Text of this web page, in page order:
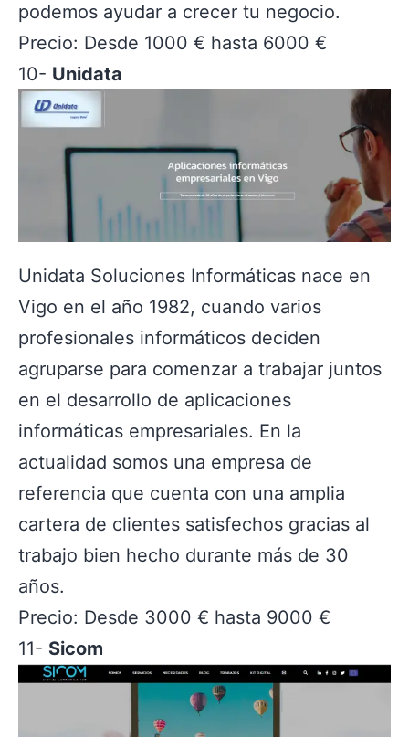
podemos ayudar a crecer tu negocio.
Precio: Desde 1000 € hasta 6000 €
10- Unidata
Unidata Soluciones Informáticas nace en
Vigo en el año 1982, cuando varios
profesionales informáticos deciden
agruparse para comenzar a trabajar juntos
en el desarrollo de aplicaciones
informáticas empresariales. En la
actualidad somos una empresa de
referencia que cuenta con una amplia
cartera de clientes satisfechos gracias al
trabajo bien hecho durante más de 30
años.
Precio: Desde 3000 € hasta 9000 €
11- Sicom